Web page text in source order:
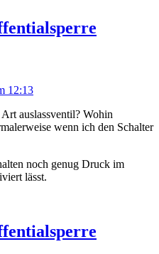
12:13
auslassventil? Wohin
wenn ich den Schalter
noch genug Druck im
lässt.